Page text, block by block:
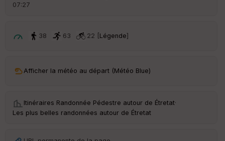
07:27
38 63 22 [Légende]
Afficher la météo au départ (Météo Blue)
Itinéraires Randonnée Pédestre autour de Étretat·
Les plus belles randonnées autour de Étretat